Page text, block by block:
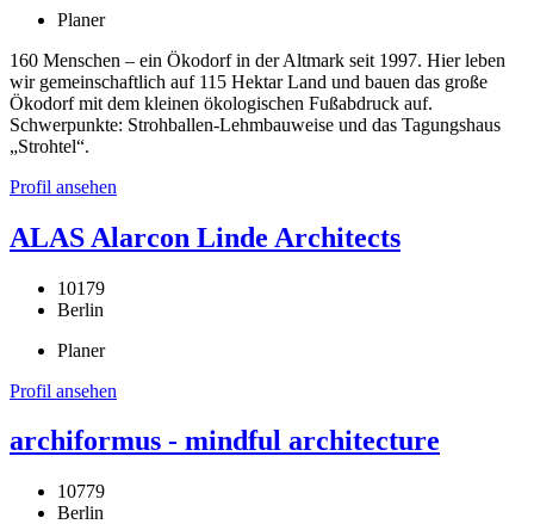
Planer
160 Menschen – ein Ökodorf in der Altmark seit 1997. Hier leben
wir gemeinschaftlich auf 115 Hektar Land und bauen das große
Ökodorf mit dem kleinen ökologischen Fußabdruck auf.
Schwerpunkte: Strohballen-Lehmbauweise und das Tagungshaus
„Strohtel“.
Profil ansehen
ALAS Alarcon Linde Architects
10179
Berlin
Planer
Profil ansehen
archiformus - mindful architecture
10779
Berlin